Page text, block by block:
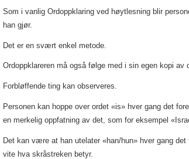
Som i vanlig Ordoppklaring ved høytlesning blir
han gjør.
Det er en svært enkel metode.
Ordoppklareren må også følge med i sin egen kopi
Forbløffende ting kan observeres.
Personen kan hoppe over ordet «is» hver gang det
en merkelig oppfatning av det, som for eksempel
Det kan være at han utelater «han/hun» hver gang
vite hva skråstreken betyr.